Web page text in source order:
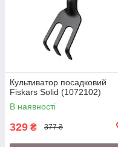
Культиватор посадковий
Fiskars Solid (1072102)
В наявності
329 ₴ 377 ₴